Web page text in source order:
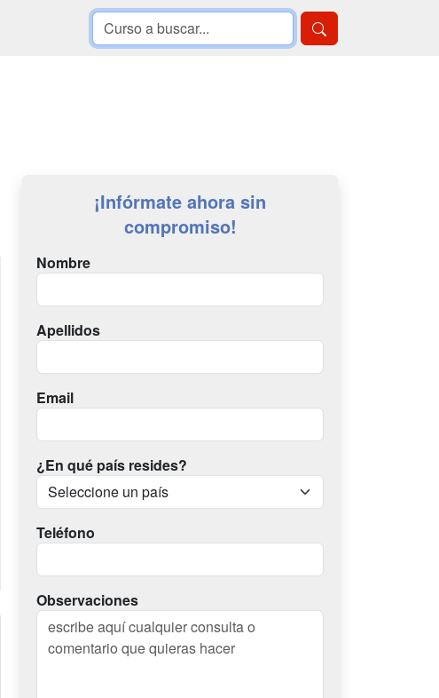
¡Infórmate ahora sin
compromiso!
Nombre
Apellidos
Email
¿En qué país resides?
Teléfono
Observaciones